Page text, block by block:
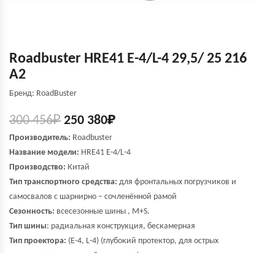
Roadbuster HRE41 E-4/L-4 29,5/ 25 216
A2
Бренд: RoadBuster
300 456₽ 250 380₽
Производитель: Roadbuster
Название модели: HRE41 E-4/L-4
Производство: Китай
Тип транспортного средства: для фронтальных погрузчиков и
самосвалов с шарнирно – сочленённой рамой
Сезонность: всесезонные шины , M+S.
Тип шины: радиальная конструкция, бескамерная
Тип проектора: (E-4, L-4) (глубокий протектор, для острых